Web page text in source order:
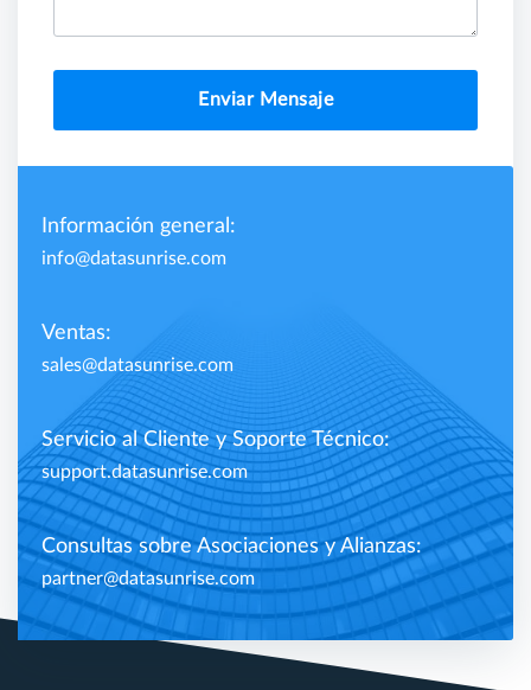
Enviar Mensaje
Información general:
info@datasunrise.com
Ventas:
sales@datasunrise.com
Servicio al Cliente y Soporte Técnico:
support.datasunrise.com
Consultas sobre Asociaciones y Alianzas:
partner@datasunrise.com